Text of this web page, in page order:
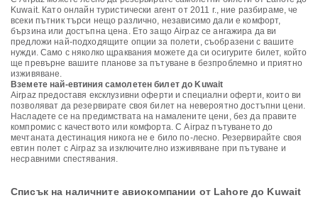
Kuwait. Като онлайн туристически агент от 2011 г., ние разбираме, че
всеки пътник търси нещо различно, независимо дали е комфорт,
бързина или достъпна цена. Ето защо Airpaz се ангажира да ви
предложи най-подходящите опции за полети, съобразени с вашите
нужди. Само с няколко щраквания можете да си осигурите билет, който
ще превърне вашите планове за пътуване в безпроблемно и приятно
изживяване.
Вземете най-евтиния самолетен билет до Kuwait
Airpaz предоставя ексклузивни оферти и специални оферти, които ви
позволяват да резервирате своя билет на невероятно достъпни цени.
Насладете се на предимствата на намалените цени, без да правите
компромис с качеството или комфорта. С Airpaz пътуването до
мечтаната дестинация никога не е било по-лесно. Резервирайте своя
евтин полет с Airpaz за изключително изживяване при пътуване и
несравними спестявания.
Списък на наличните авиокомпании от Lahore до Kuwait